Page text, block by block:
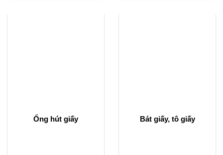
Ống hút giấy Bát giấy, tô giấy